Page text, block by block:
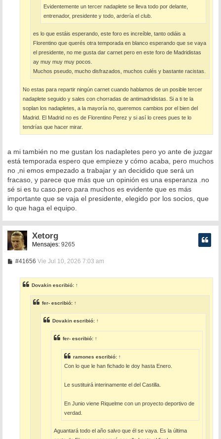
Evidentemente un tercer nadaplete se lleva todo por delante,
entrenador, presidente y todo, ardería el club.
es lo que estáis esperando, este foro es increíble, tanto odiáis a
Florentino que querés otra temporada en blanco esperando que se vaya
el presidente, no me gusta dar carnet pero en este foro de Madridistas
ay muy muy muy pocos.
Muchos pseudo, mucho disfrazados, muchos culés y bastante racistas.
No estas para repartir ningún carnet cuando hablamos de un posible tercer
nadaplete seguido y sales con chorradas de antimadridistas. Si a ti te la
soplan los nadapletes, a la mayoría no, queremos cambios por el bien del
Madrid. El Madrid no es de Florentino Perez y si así lo crees pues te lo
tendrías que hacer mirar.
a mi también no me gustan los nadapletes pero yo ante de juzgar
está temporada espero que empieze y cómo acaba, pero muchos
no ,ni emos empezado a trabajar y an decidido que será un
fracaso, y parece que más que un opinión es una esperanza .no
sé si es tu caso.pero.para muchos es evidente que es más
importante que se vaja el presidente, elegido por los socios, que
lo que haga el equipo.
Xetorg
Mensajes: 9265
#41656M
a
j
e
Vie Jul 10, 2026 7:03 am
Dovakin escribió: ↑
fer- escribió: ↑
Dovakin escribió: ↑
fer- escribió: ↑
ramones escribió: ↑
Con lo que le han fichado le doy hasta Enero.
Le sustituirá interinamente el del Castilla.
En Junio viene Riquelme con un proyecto deportivo de
verdad.
Aguantará todo el año salvo que él se vaya. Es la última